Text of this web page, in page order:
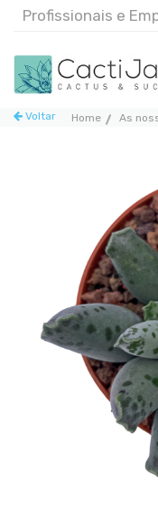
Profissionais e
Home As
Voltar